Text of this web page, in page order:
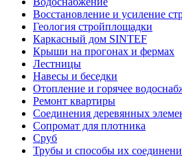
Восстановление и усиление
Геология стройплощадки
Каркасный дом SINTEF
Крыши на прогонах и фермах
Лестницы
Навесы и беседки
Отопление и горячее
Ремонт квартиры
Соединения деревянных
Сопромат для плотника
Сруб
Трубы и способы их